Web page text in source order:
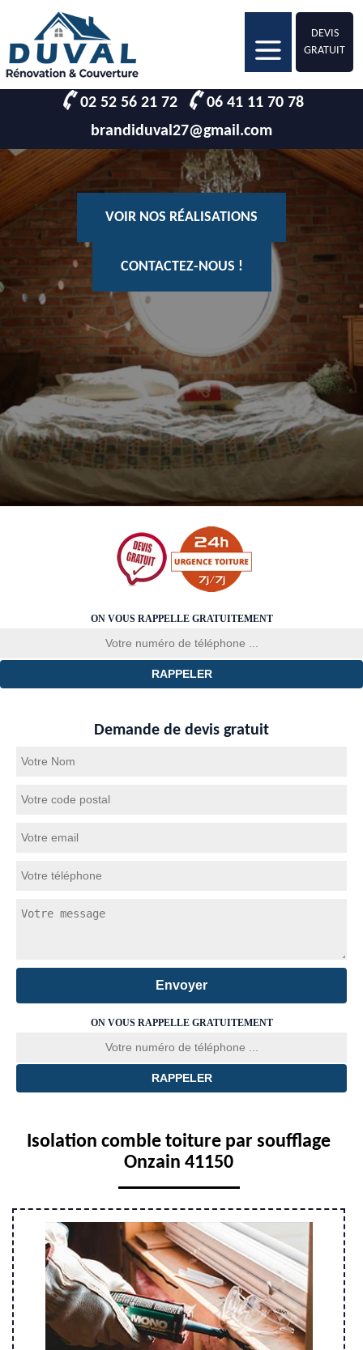
DEVIS
GRATUIT
02 52 56 21 72
06 41 11 70 78
brandiduval27@gmail.com
VOIR NOS RÉALISATIONS
CONTACTEZ-NOUS !
ON VOUS RAPPELLE GRATUITEMENT
Demande de devis gratuit
ON VOUS RAPPELLE GRATUITEMENT
Isolation comble toiture par soufflage
Onzain 41150